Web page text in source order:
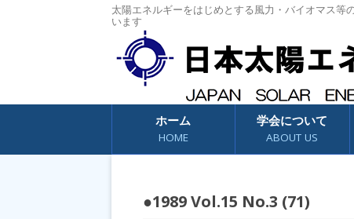
太陽エネルギーをはじめとする風力・バイオマス
います
コンテンツへスキップ
ホーム
HOME
学会について
ABOUT US
●1989 Vol.15 No.3 (71)